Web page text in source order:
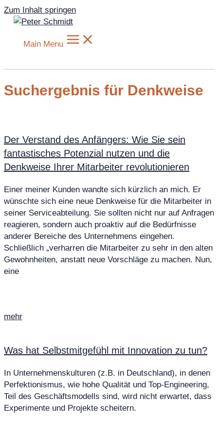
Zum Inhalt springen
Main Menu
Suchergebnis für Denkweise
Der Verstand des Anfängers: Wie Sie sein
fantastisches Potenzial nutzen und die
Denkweise Ihrer Mitarbeiter revolutionieren
Einer meiner Kunden wandte sich kürzlich an mich. Er
wünschte sich eine neue Denkweise für die Mitarbeiter in
seiner Serviceabteilung. Sie sollten nicht nur auf Anfragen
reagieren, sondern auch proaktiv auf die Bedürfnisse
anderer Bereiche des Unternehmens eingehen.
Schließlich „verharren die Mitarbeiter zu sehr in den alten
Gewohnheiten, anstatt neue Vorschläge zu machen. Nun,
eine
mehr
Was hat Selbstmitgefühl mit Innovation zu tun?
In Unternehmenskulturen (z.B. in Deutschland), in denen
Perfektionismus, wie hohe Qualität und Top-Engineering,
Teil des Geschäftsmodells sind, wird nicht erwartet, dass
Experimente und Projekte scheitern.